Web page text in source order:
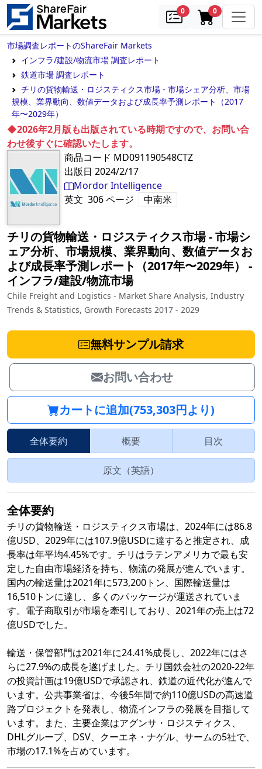
0samples0in cart
市場調査レポートのShareFair Markets
インフラ/建設/物流市場 調査レポート
鉄道市場 調査レポート
チリの貨物輸送・ロジスティクス市場 - 市場シェア分析、市場
規模、業界動向、数値データおよび成長率予測レポート（2017
年〜2029年）
◆2026年2月版も出版されている時期ですので、お問い合
わせ後すぐに確認いたします。
商品コード MD091190548CTZ
出版日 2024/2/17
Mordor Intelligence
英文 306ページ 中南米
チリの貨物輸送・ロジスティクス市場 - 市場シ
ェア分析、市場規模、業界動向、数値データお
よび成長率予測レポート（2017年〜2029年）
‐
インフラ/建設/物流市場
Chile Freight and Logistics - Market Share Analysis, Industry
Trends & Statistics, Growth Forecasts 2017 - 2029
無料サンプル請求
お問い合わせ
カートに追加(753,303円より)
全体要約 概要 目次
原文（英語）
全体要約
チリの貨物輸送・ロジスティクス市場は、2024年には86.8
億USD、2029年には107.9億USDに達すると推定され、成
長率は年平均4.45%です。チリはラテンアメリカで最も安
定した自由市場経済を持ち、物流の発展が進んでいます。
国内の輸送量は2021年に573,200トン、国際輸送量は
16,510トンに達し、多くのパッケージが運送されていま
す。電子商取引が市場を牽引しており、2021年の売上は72
億USDでした。
輸送・保管部門は2021年に24.41%成長し、2022年にはさ
らに27.9%の成長を遂げました。チリ国鉄会社の2020-22年
の投資計画は19億USDで承認され、鉄道の近代化が進んで
います。公共事業省は、今後5年間で約110億USDの高速道
路プロジェクトを発表し、物流インフラの発展を目指して
います。また、主要企業はアグンサ・ロジスティクス、
DHLグループ、DSV、クーエネ・ナゲル、サームの5社で、
市場の17.1%を占めています。